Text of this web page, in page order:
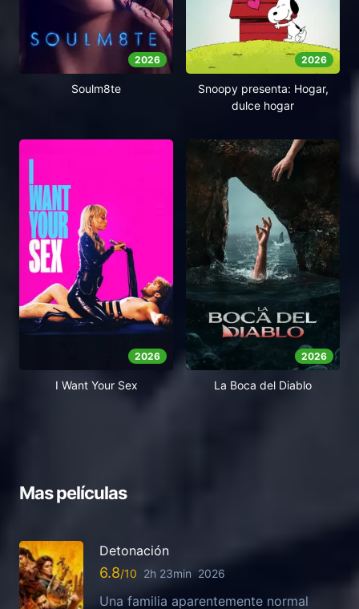
2026
Soulm8te
2026
Snoopy presenta: Hogar,
dulce hogar
2026
I Want Your Sex
2026
La Boca del Diablo
Mas películas
Detonación
6.8 2h 23min 2026
Una familia aparentemente normal